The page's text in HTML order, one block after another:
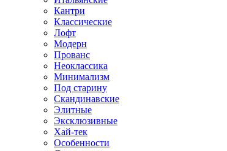
Кантри
Классические
Лофт
Модерн
Прованс
Неоклассика
Минимализм
Под старину
Скандинавские
Элитные
Эксклюзивные
Хай-тек
Особенности